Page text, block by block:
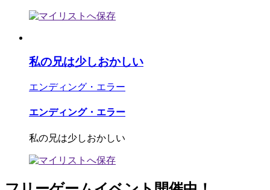
私の兄は少しおかしい
エンディング・エラー
エンディング・エラー
私の兄は少しおかしい